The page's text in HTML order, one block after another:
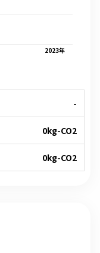
2023年
-
0kg-CO2
0kg-CO2